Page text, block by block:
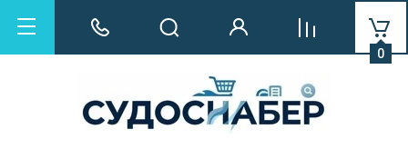
0